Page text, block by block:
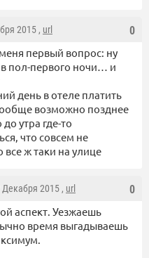
0
2015 , url
первый вопрос: ну
пол-первого ночи… и
день в отеле платить
возможно позднее
утра где-то
что совсем не
ж таки на улице
0
Декабря 2015 , url
аспект. Уезжаешь
время выгадываешь